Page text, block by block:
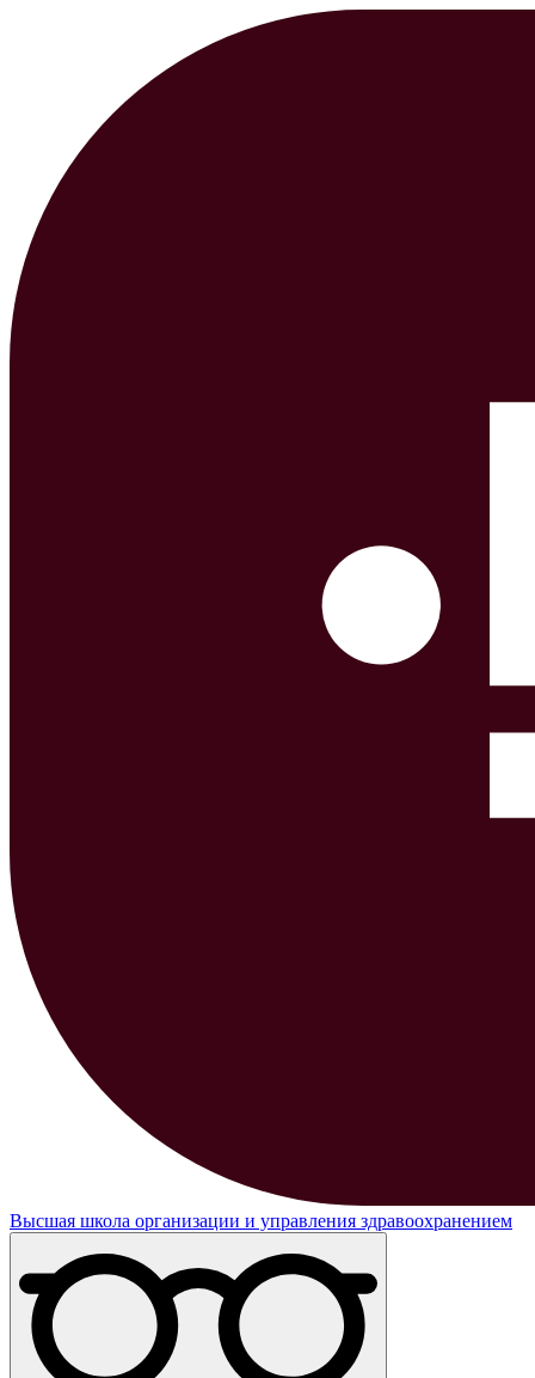
Высшая школа организации и управления здравоохранением